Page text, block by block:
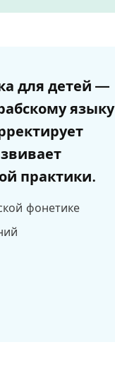
для детей —
языку
практики.
фонетике